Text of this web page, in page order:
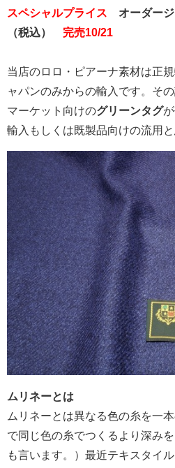
スペシャルプライス オーダージ
（税込）
完売10/21
当店のロロ・ピアーナ素材は正
ャパンのみからの輸入です。そ
マーケット向けのグリーンタグ
輸入もしくは既製品向けの流用と
ムリネーとは
ムリネーとは異なる色の糸を一
で同じ色の糸でつくるより深み
も言います。）最近テキスタイ